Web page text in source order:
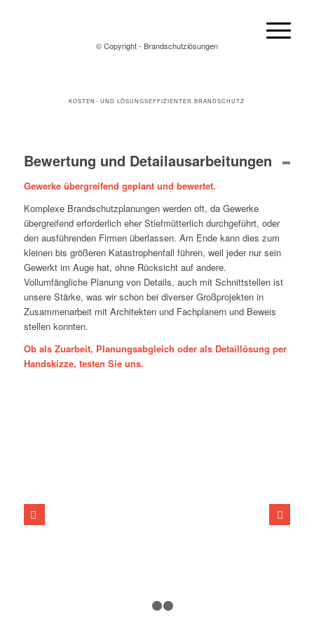
© Copyright - Brandschutzlösungen
KOSTEN- UND LÖSUNGSEFFIZIENTER BRANDSCHUTZ
Bewertung und Detailausarbeitungen
Gewerke übergreifend geplant und bewertet.
Komplexe Brandschutzplanungen werden oft, da Gewerke
übergreifend erforderlich eher Stiefmütterlich durchgeführt, oder
den ausführenden Firmen überlassen. Am Ende kann dies zum
kleinen bis größeren Katastrophenfall führen, weil jeder nur sein
Gewerkt im Auge hat, ohne Rücksicht auf andere.
Vollumfängliche Planung von Details, auch mit Schnittstellen ist
unsere Stärke, was wir schon bei diverser Großprojekten in
Zusammenarbeit mit Architekten und Fachplanern und Beweis
stellen konnten.
Ob als Zuarbeit, Planungsabgleich oder als Detaillösung per
Handskizze, testen Sie uns.